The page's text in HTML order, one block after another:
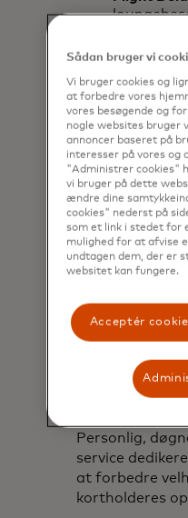
Personlig,
service
at forbedre
kortholderes
Sådan bruger vi
Vi bruger cookies og
at forbedre vores
vores besøgende og
nogle websites bruger
annoncer baseret på
interesser på vores og
"Administrer cookies"
vi bruger på dette
ændre dine
cookies" nederst på
som et link i stedet for
mulighed for at afvise
undtagen dem, der er
websitet kan fungere.
Acceptér